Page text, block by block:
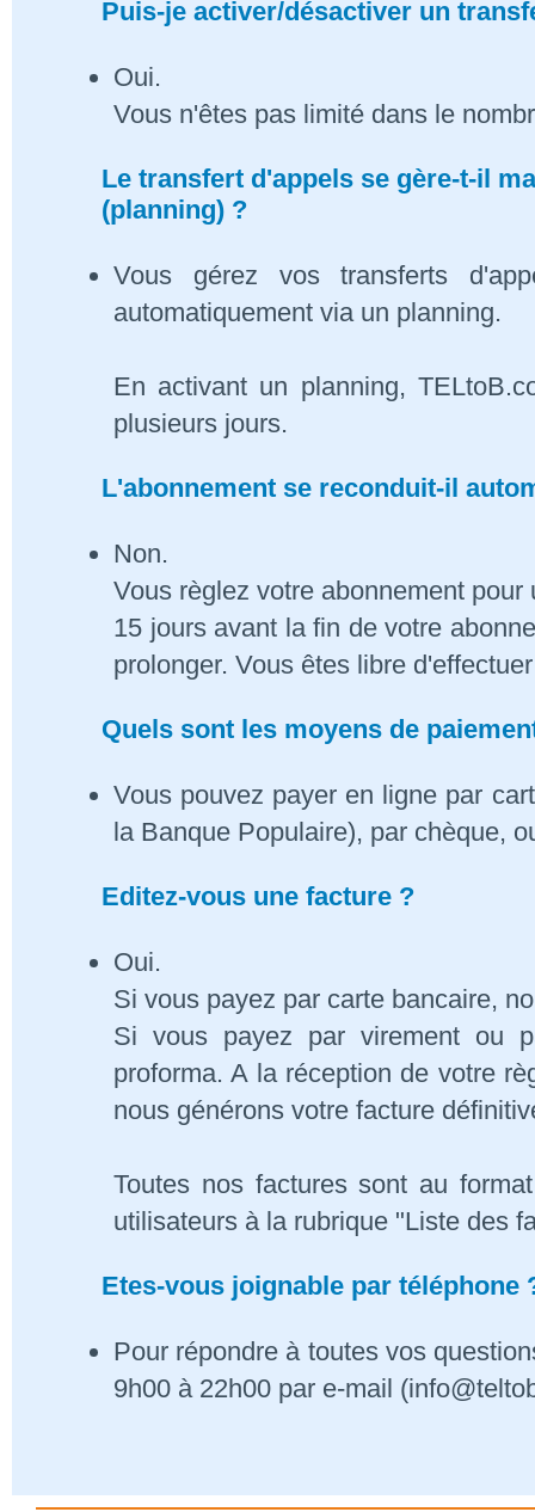
Puis-je activer/désactiver un
Oui.
Vous n'êtes pas limité dans le
Le transfert d'appels se gère-t-il
(planning) ?
Vous gérez vos transferts
automatiquement via un planning.
En activant un planning,
plusieurs jours.
L'abonnement se reconduit-il
Non.
Vous règlez votre abonnement
15 jours avant la fin de votre
prolonger. Vous êtes libre
Quels sont les moyens de
Vous pouvez payer en ligne par
la Banque Populaire), par chèque,
Editez-vous une facture ?
Oui.
Si vous payez par carte bancaire,
Si vous payez par virement ou
proforma. A la réception de votre
nous générons votre facture
Toutes nos factures sont au
utilisateurs à la rubrique "Liste des
Etes-vous joignable par téléphone
Pour répondre à toutes vos
9h00 à 22h00 par e-mail